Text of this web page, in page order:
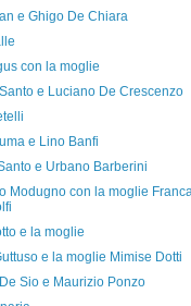
e Ghigo De Chiara
con la moglie
e Luciano De Crescenzo
e Lino Banfi
e Urbano Barberini
Modugno con la moglie
e la moglie
e la moglie Mimise Dotti
Sio e Maurizio Ponzo